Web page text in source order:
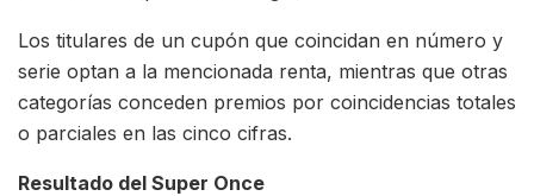
Los titulares de un cupón que coincidan en número y
serie optan a la mencionada renta, mientras que otras
categorías conceden premios por coincidencias totales
o parciales en las cinco cifras.
Resultado del Super Once